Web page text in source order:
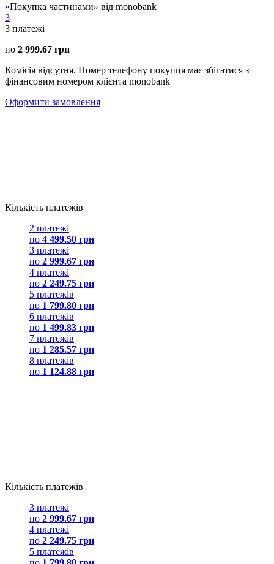
«Покупка частинами» від monobank
3
3 платежі
по 2 999.67 грн
Комісія відсутня. Номер телефону покупця має збігатися з
фінансовим номером клієнта monobank
Оформити замовлення
Кількість платежів
2 платежі
по 4 499.50 грн
3 платежі
по 2 999.67 грн
4 платежі
по 2 249.75 грн
5 платежів
по 1 799.80 грн
6 платежів
по 1 499.83 грн
7 платежів
по 1 285.57 грн
8 платежів
по 1 124.88 грн
Кількість платежів
3 платежі
по 2 999.67 грн
4 платежі
по 2 249.75 грн
5 платежів